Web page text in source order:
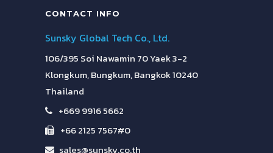
CONTACT INFO
Sunsky Global Tech Co., Ltd.
106/395 Soi Nawamin 70 Yaek 3-2
Klongkum, Bungkum, Bangkok 10240
Thailand
+669 9916 5662
+66 2125 7567#0
sales@sunsky.co.th